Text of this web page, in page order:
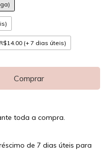
(+ 7 dias úteis)
toda a compra.
de 7 dias úteis para